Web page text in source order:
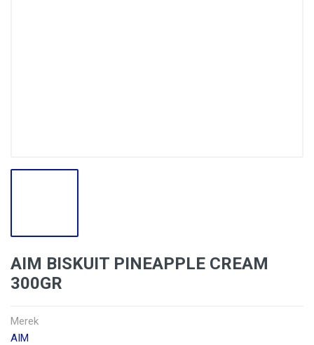
AIM BISKUIT PINEAPPLE CREAM
300GR
Merek
AIM